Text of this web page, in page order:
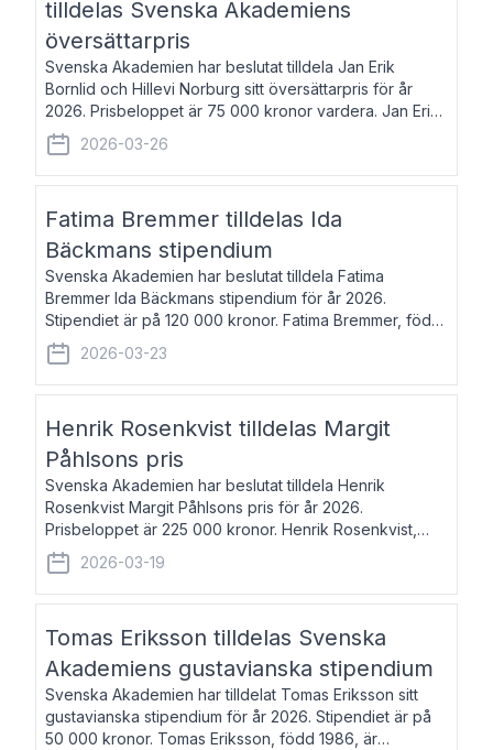
tilldelas Svenska Akademiens
översättarpris
Svenska Akademien har beslutat tilldela Jan Erik
Bornlid och Hillevi Norburg sitt översättarpris för år
2026. Prisbeloppet är 75 000 kronor vardera. Jan Erik
Bornlid, född 1947, är översättare från tyska. Han är
främst känd för sina översät
2026-03-26
Fatima Bremmer tilldelas Ida
Bäckmans stipendium
Svenska Akademien har beslutat tilldela Fatima
Bremmer Ida Bäckmans stipendium för år 2026.
Stipendiet är på 120 000 kronor. Fatima Bremmer, född
1977, är journalist och författare. Hon utkom i fjol med
boken Ligan. Klarakvarterens blodsyst
2026-03-23
Henrik Rosenkvist tilldelas Margit
Påhlsons pris
Svenska Akademien har beslutat tilldela Henrik
Rosenkvist Margit Påhlsons pris för år 2026.
Prisbeloppet är 225 000 kronor. Henrik Rosenkvist,
född 1965, är professor i nordiska språk vid Göteborgs
universitet. Han disputerade 2004 på avhan
2026-03-19
Tomas Eriksson tilldelas Svenska
Akademiens gustavianska stipendium
Svenska Akademien har tilldelat Tomas Eriksson sitt
gustavianska stipendium för år 2026. Stipendiet är på
50 000 kronor. Tomas Eriksson, född 1986, är